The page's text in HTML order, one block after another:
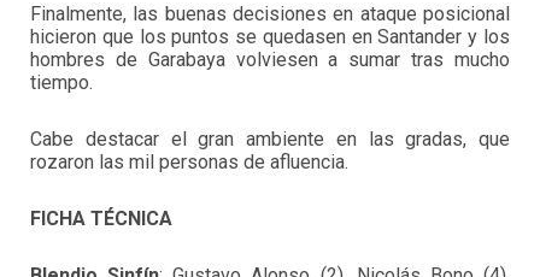
Finalmente, las buenas decisiones en ataque posicional
hicieron que los puntos se quedasen en Santander y los
hombres de Garabaya volviesen a sumar tras mucho
tiempo.
Cabe destacar el gran ambiente en las gradas, que
rozaron las mil personas de afluencia.
FICHA TÉCNICA